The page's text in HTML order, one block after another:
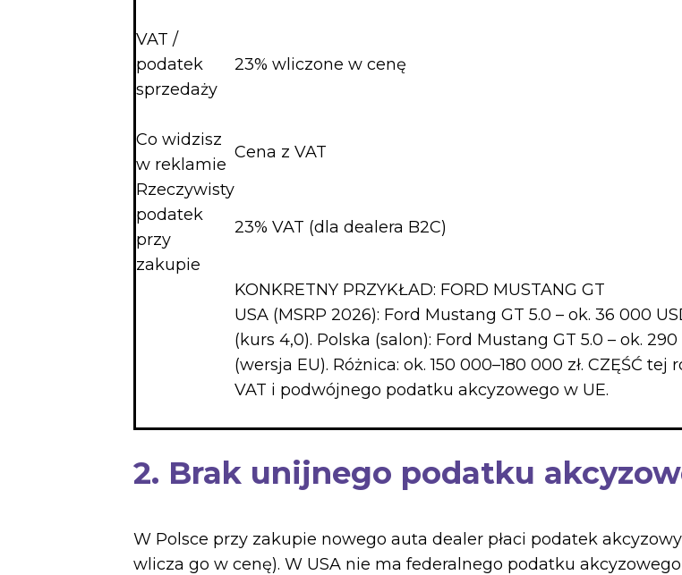
VAT /
podatek
sprzedaży
23% wliczone w cenę
Co widzisz
w reklamie
Cena z VAT
Rzeczywisty
podatek
przy
zakupie
23% VAT (dla dealera B2C)
KONKRETNY PRZYKŁAD: FORD MUSTANG GT
USA (MSRP 2026): Ford Mustang GT 5.0 – ok. 36 000
(kurs 4,0). Polska (salon): Ford Mustang GT 5.0 – ok.
(wersja EU). Różnica: ok. 150 000–180 000 zł. CZĘŚĆ
VAT i podwójnego podatku akcyzowego w UE.
2. Brak unijnego podatku
W Polsce przy zakupie nowego auta dealer płaci podatek
wlicza go w cenę). W USA nie ma federalnego podatku